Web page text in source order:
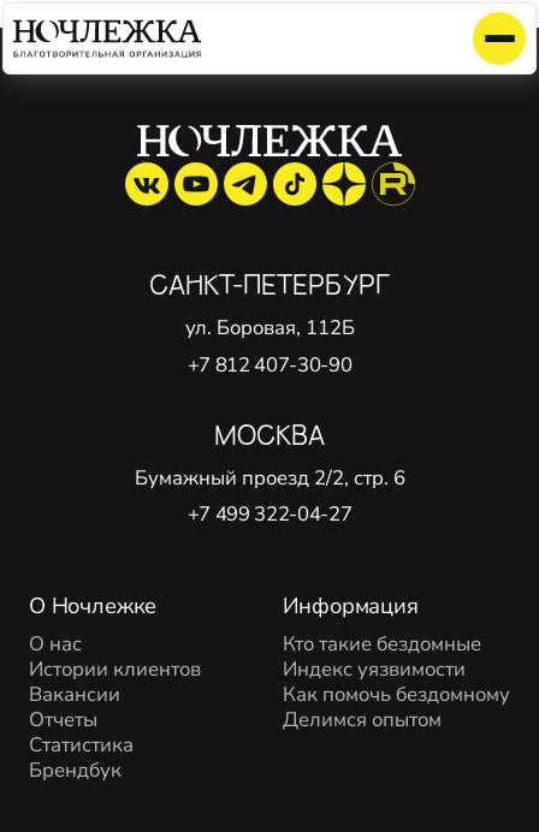
Элемент не найден!
О Ночлежке
О нас
Истории клиентов
Вакансии
Отчеты
Статистика
Брендбук
Информация
Кто такие бездомные
Индекс уязвимости
Как помочь бездомному
Делимся опытом
САНКТ-ПЕТЕРБУРГ
ул. Боровая, 112Б
+7 812 407-30-90
МОСКВА
Бумажный проезд 2/2, стр. 6
+7 499 322-04-27